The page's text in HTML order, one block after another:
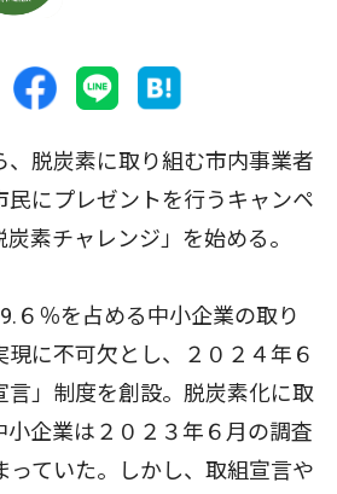
脱炭素に取り組む市内事業者
民にプレゼントを行うキャンペ
素チャレンジ」を始める。
６％を占める中小企業の取り
に不可欠とし、２０２４年６
言」制度を創設。脱炭素化に取
小企業は２０２３年６月の調査
っていた。しかし、取組宣言や